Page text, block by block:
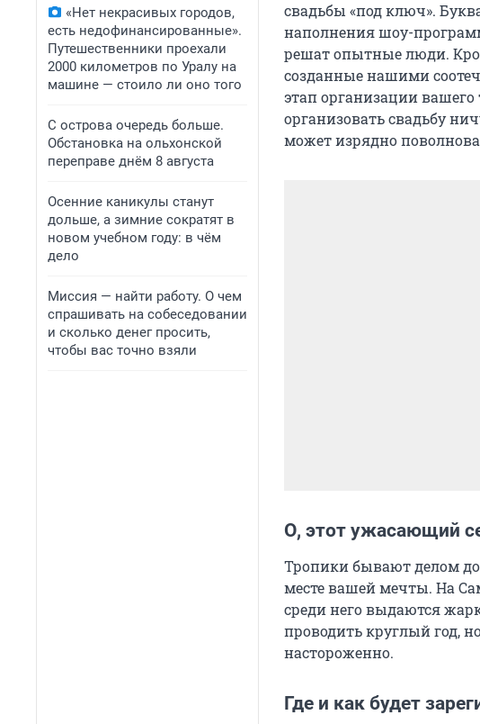
«Нет некрасивых городов,
есть недофинансированные».
Путешественники проехали
2000 километров по Уралу на
машине — стоило ли оно того
С острова очередь больше.
Обстановка на ольхонской
переправе днём 8 августа
Осенние каникулы станут
дольше, а зимние сократят в
новом учебном году: в чём
дело
Миссия — найти работу. О чем
спрашивать на собеседовании
и сколько денег просить,
чтобы вас точно взяли
свадьбы «под ключ».
наполнения шоу-
решат опытные люди.
созданные нашими
этап организации
организовать свадьбу
может изрядно
О, этот ужасающий
Тропики бывают делом
месте вашей мечты. На
среди него выдаются
проводить круглый год,
настороженно.
Где и как будет